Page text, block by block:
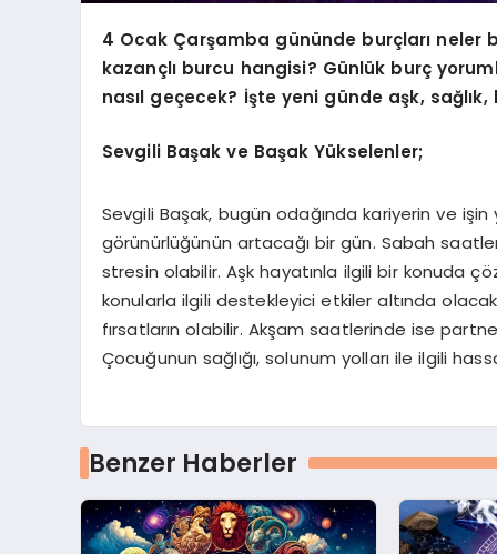
4 Ocak Çarşamba gününde burçları neler
kazançlı burcu hangisi? Günlük burç
nasıl geçecek? İşte yeni günde aşk,
Sevgili Başak ve Başak Yükselenler;
Sevgili Başak, bugün odağında kariyerin ve
görünürlüğünün artacağı bir gün. Sabah
stresin olabilir. Aşk hayatınla ilgili bir konuda
konularla ilgili destekleyici etkiler altında
fırsatların olabilir. Akşam saatlerinde ise
Çocuğunun sağlığı, solunum yolları ile ilgili
Benzer Haberler